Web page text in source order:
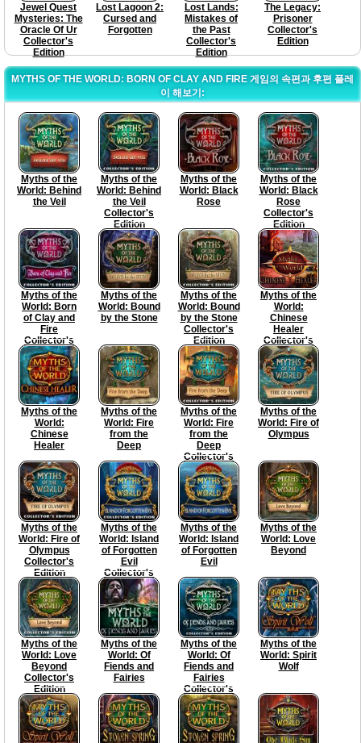
Jewel Quest
Mysteries: The
Oracle Of Ur
Collector's
Edition
Lost Lagoon 2:
Cursed and
Forgotten
Lost Lands:
Mistakes of
the Past
Collector's
Edition
The Legacy:
Prisoner
Collector's
Edition
MYTHS OF THE WORLD: BORN OF CLAY AND FIRE 게임의 속편과 후편 플레
이 해보기:
Myths of the
World: Behind
the Veil
Myths of the
World: Behind
the Veil
Collector's
Edition
Myths of the
World: Black
Rose
Myths of the
World: Black
Rose
Collector's
Edition
Myths of the
World: Born
of Clay and
Fire
Collector's
Edition
Myths of the
World: Bound
by the Stone
Myths of the
World: Bound
by the Stone
Collector's
Edition
Myths of the
World:
Chinese
Healer
Collector's
Edition
Myths of the
World:
Chinese
Healer
Myths of the
World: Fire
from the
Deep
Myths of the
World: Fire
from the
Deep
Collector's
Edition
Myths of the
World: Fire of
Olympus
Myths of the
World: Fire of
Olympus
Collector's
Edition
Myths of the
World: Island
of Forgotten
Evil
Collector's
Edition
Myths of the
World: Island
of Forgotten
Evil
Myths of the
World: Love
Beyond
Myths of the
World: Love
Beyond
Collector's
Edition
Myths of the
World: Of
Fiends and
Fairies
Myths of the
World: Of
Fiends and
Fairies
Collector's
Edition
Myths of the
World: Spirit
Wolf